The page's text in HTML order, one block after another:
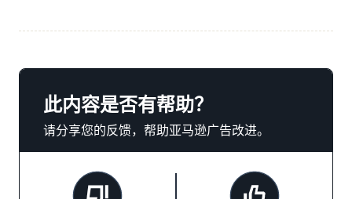
此内容是否有帮助？
请分享您的反馈，帮助亚马逊广告改进。